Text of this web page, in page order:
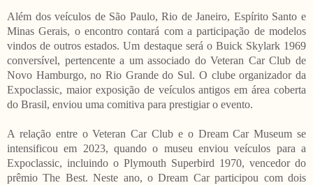
Além dos veículos de São Paulo, Rio de Janeiro, Espírito Santo e
Minas Gerais, o encontro contará com a participação de modelos
vindos de outros estados. Um destaque será o Buick Skylark 1969
conversível, pertencente a um associado do Veteran Car Club de
Novo Hamburgo, no Rio Grande do Sul. O clube organizador da
Expoclassic, maior exposição de veículos antigos em área coberta
do Brasil, enviou uma comitiva para prestigiar o evento.
A relação entre o Veteran Car Club e o Dream Car Museum se
intensificou em 2023, quando o museu enviou veículos para a
Expoclassic, incluindo o Plymouth Superbird 1970, vencedor do
prêmio The Best. Neste ano, o Dream Car participou com dois